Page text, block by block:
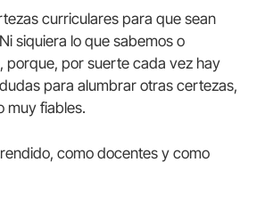
curriculares para que sean
siquiera lo que sabemos o
porque, por suerte cada vez hay
para alumbrar otras certezas,
muy fiables.
como docentes y como